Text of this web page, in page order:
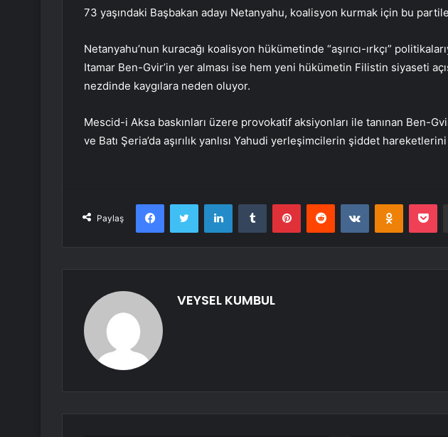
73 yaşındaki Başbakan adayı Netanyahu, koalisyon kurmak için bu
Netanyahu’nun kuracağı koalisyon hükümetinde “aşırıcı-ırkçı”
Itamar Ben-Gvir’in yer alması ise hem yeni hükümetin Filistin siyaseti
nezdinde kaygılara neden oluyor.
Mescid-i Aksa baskınları üzere provokatif aksiyonları ile tanınan Ben-
ve Batı Şeria’da aşırılık yanlısı Yahudi yerleşimcilerin şiddet
Paylaş
FacebookTwitter LinkedInTumblr PinterestReddit VKontakte
VEYSEL KUMBUL